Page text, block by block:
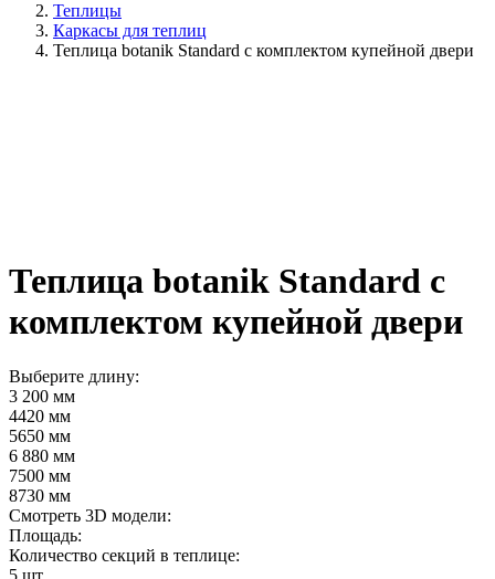
Теплицы
Каркасы для теплиц
Теплица botanik Standard с комплектом купейной двери
Теплица botanik Standard с
комплектом купейной двери
Выберите длину:
3 200 мм
4420 мм
5650 мм
6 880 мм
7500 мм
8730 мм
Смотреть 3D модели:
Площадь:
Количество секций в теплице:
5 шт